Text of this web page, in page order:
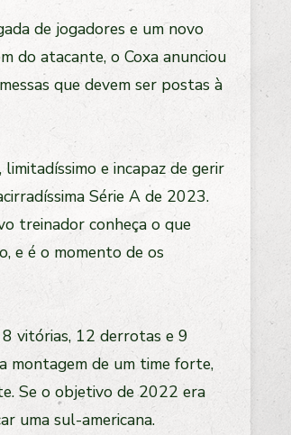
de jogadores e um novo
do atacante, o Coxa anunciou
que devem ser postas à
e incapaz de gerir
Série A de 2023.
treinador conheça o que
e é o momento de os
vitórias, 12 derrotas e 9
montagem de um time forte,
Se o objetivo de 2022 era
uma sul-americana.